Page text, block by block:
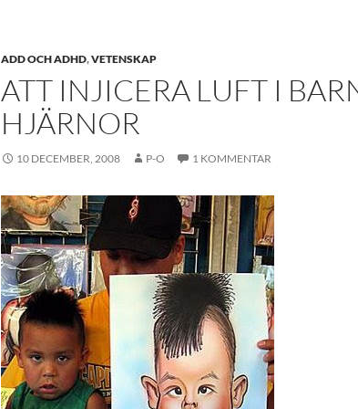
ADD OCH ADHD,VETENSKAP
ATT INJICERA LUFT I
HJÄRNOR
10 DECEMBER, 2008 P-O 1 KOMMENTAR